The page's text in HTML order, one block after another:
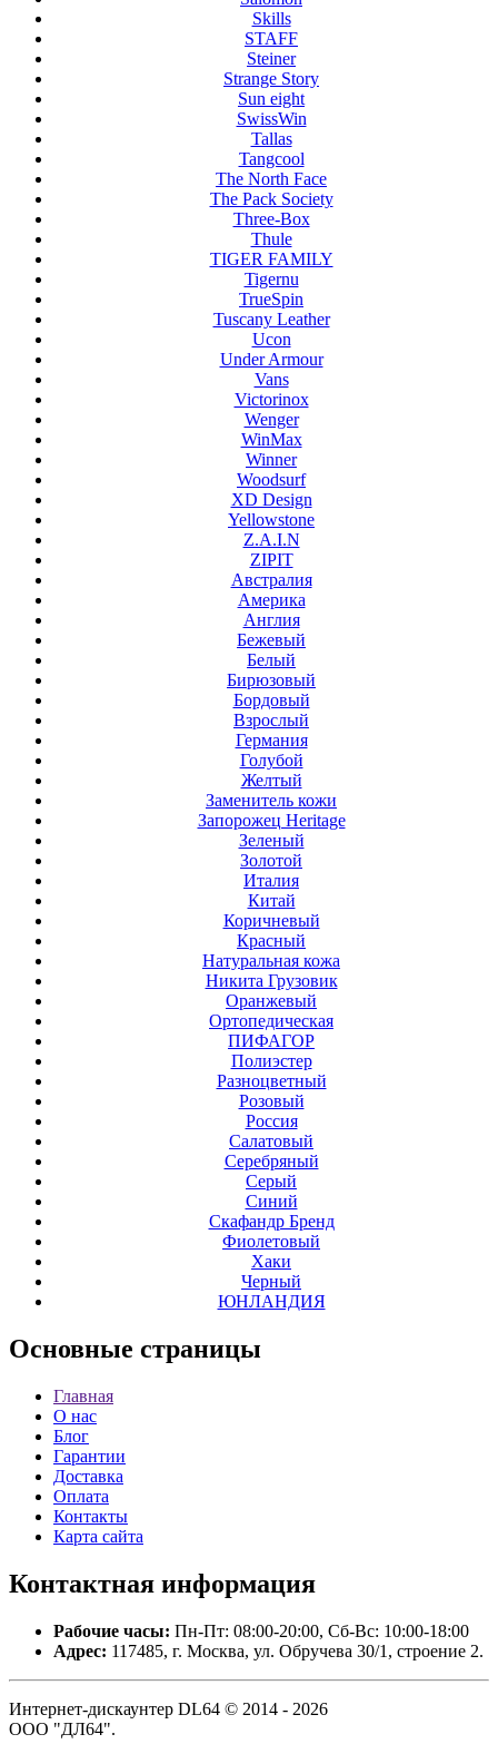
Skills
STAFF
Steiner
Strange Story
Sun eight
SwissWin
Tallas
Tangcool
The North Face
The Pack Society
Three-Box
Thule
TIGER FAMILY
Tigernu
TrueSpin
Tuscany Leather
Ucon
Under Armour
Vans
Victorinox
Wenger
WinMax
Winner
Woodsurf
XD Design
Yellowstone
Z.A.I.N
ZIPIT
Австралия
Америка
Англия
Бежевый
Белый
Бирюзовый
Бордовый
Взрослый
Германия
Голубой
Желтый
Заменитель кожи
Запорожец Heritage
Зеленый
Золотой
Италия
Китай
Коричневый
Красный
Натуральная кожа
Никита Грузовик
Оранжевый
Ортопедическая
ПИФАГОР
Полиэстер
Разноцветный
Розовый
Россия
Салатовый
Серебряный
Серый
Синий
Скафандр Бренд
Фиолетовый
Хаки
Черный
ЮНЛАНДИЯ
Основные страницы
Главная
О нас
Блог
Гарантии
Доставка
Оплата
Контакты
Карта сайта
Контактная информация
Рабочие часы: Пн-Пт: 08:00-20:00, Сб-Вс: 10:00-18:00
Адрес: 117485, г. Москва, ул. Обручева 30/1, строение 2.
Интернет-дискаунтер DL64 © 2014 - 2026
ООО "ДЛ64".